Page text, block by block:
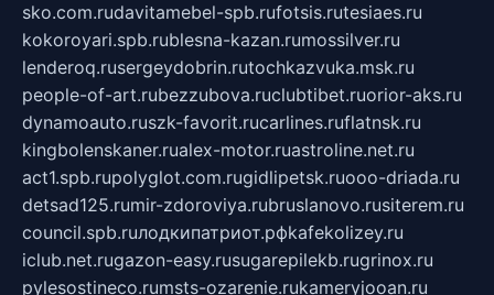
sko.com.rudavitamebel-spb.rufotsis.rutesiaes.ru
kokoroyari.spb.rublesna-kazan.rumossilver.ru
lenderoq.rusergeydobrin.rutochkazvuka.msk.ru
people-of-art.rubezzubova.ruclubtibet.ruorior-aks.ru
dynamoauto.ruszk-favorit.rucarlines.ruflatnsk.ru
kingbolenskaner.rualex-motor.ruastroline.net.ru
act1.spb.rupolyglot.com.rugidlipetsk.ruooo-driada.ru
detsad125.rumir-zdoroviya.rubruslanovo.rusiterem.ru
council.spb.ruлодкипатриот.рфkafekolizey.ru
iclub.net.rugazon-easy.rusugarepilekb.rugrinox.ru
pylesostineco.rumsts-ozarenie.rukameryjooan.ru